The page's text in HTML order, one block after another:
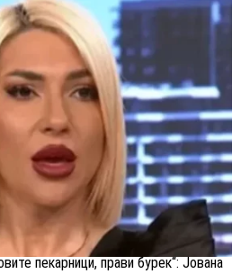
пекарници, прави бурек“: Јована